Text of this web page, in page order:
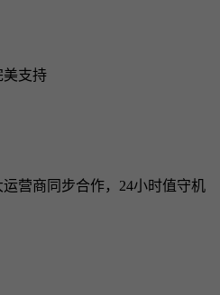
美支持
营商同步合作，24小时值守机